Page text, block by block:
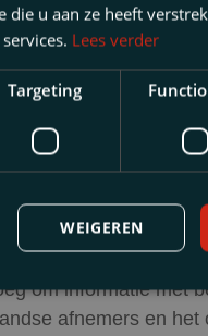
om een leverancier
opgestart. De
dat een negental
(voorzichtig
“ploffers”). Hun BTW-
leverde
voor de BTW.
onderzoeksplicht van
om informatie met
afnemers en het
u aan ze heeft
Lees verder
Targeting
WEIGEREN